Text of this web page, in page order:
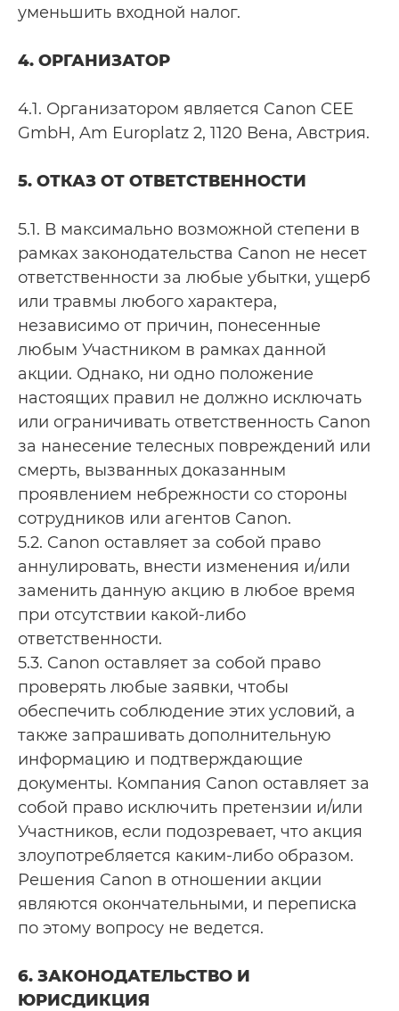
уменьшить входной налог.
4. ОРГАНИЗАТОР
4.1. Организатором является Canon CEE
GmbH, Am Europlatz 2, 1120 Вена, Австрия.
5. ОТКАЗ ОТ ОТВЕТСТВЕННОСТИ
5.1. В максимально возможной степени в
рамках законодательства Canon не несет
ответственности за любые убытки, ущерб
или травмы любого характера,
независимо от причин, понесенные
любым Участником в рамках данной
акции. Однако, ни одно положение
настоящих правил не должно исключать
или ограничивать ответственность Canon
за нанесение телесных повреждений или
смерть, вызванных доказанным
проявлением небрежности со стороны
сотрудников или агентов Canon.
5.2. Canon оставляет за собой право
аннулировать, внести изменения и/или
заменить данную акцию в любое время
при отсутствии какой-либо
ответственности.
5.3. Canon оставляет за собой право
проверять любые заявки, чтобы
обеспечить соблюдение этих условий, а
также запрашивать дополнительную
информацию и подтверждающие
документы. Компания Canon оставляет за
собой право исключить претензии и/или
Участников, если подозревает, что акция
злоупотребляется каким-либо образом.
Решения Canon в отношении акции
являются окончательными, и переписка
по этому вопросу не ведется.
6. ЗАКОНОДАТЕЛЬСТВО И
ЮРИСДИКЦИЯ